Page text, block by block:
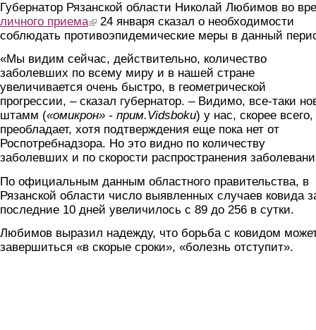
Губернатор Рязанской области Николай Любимов во
личного приема(link is external)
24 января сказал о необходимости
соблюдать противоэпидемические меры в данный
«Мы видим сейчас, действительно, количество
заболевших по всему миру и в нашей стране
увеличивается очень быстро, в геометрической
прогрессии, – сказал губернатор. – Видимо, все-таки
штамм («омикрон» - прим.Vidsboku) у нас, скорее всего,
преобладает, хотя подтверждения еще пока нет от
Роспотребнадзора. Но это видно по количеству
заболевших и по скорости распространения
По официальным данным областного правительства, в
Рязанской области число выявленных случаев ковида
последние 10 дней увеличилось с 89 до 256 в сутки.
Любимов выразил надежду, что борьба с ковидом
завершиться «в скорые сроки», «болезнь отступит».